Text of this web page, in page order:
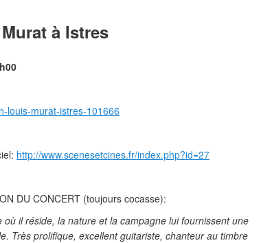
à Istres
louis-murat-istres-101666
http://www.scenesetcines.fr/index.php?id=27
DU CONCERT (toujours cocasse):
il réside, la nature et la campagne lui fournissent une
Très prolifique, excellent guitariste, chanteur au timbre